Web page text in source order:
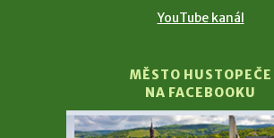
YouTube kanál
MĚSTO HUSTOPEČE
NA FACEBOOKU